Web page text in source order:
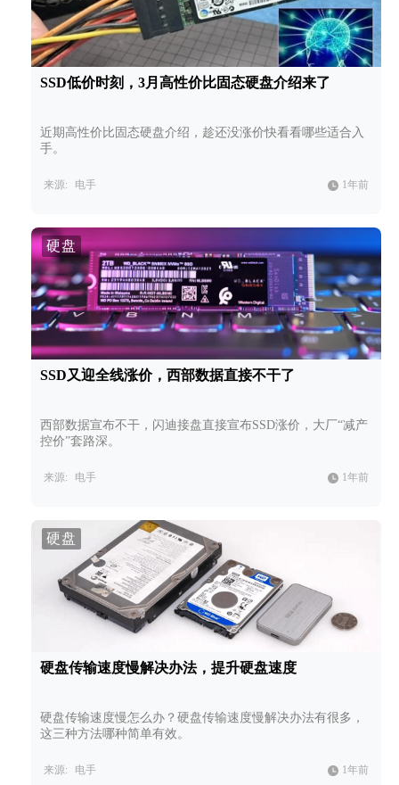
SSD低价时刻，3月高性价比固态硬盘介绍来了
近期高性价比固态硬盘介绍，趁还没涨价快看看哪些适合入
手。
来源: 电手 1年前
硬盘
SSD又迎全线涨价，西部数据直接不干了
西部数据宣布不干，闪迪接盘直接宣布SSD涨价，大厂“减产
控价”套路深。
来源: 电手 1年前
硬盘
硬盘传输速度慢解决办法，提升硬盘速度
硬盘传输速度慢怎么办？硬盘传输速度慢解决办法有很多，
这三种方法哪种简单有效。
来源: 电手 1年前